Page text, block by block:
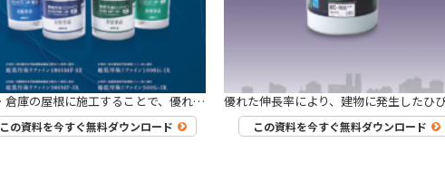
工場・倉庫の屋根に施工することで、優れた超耐候性、遮熱性を発揮する無機フッ素塗料「超超低汚染リファイン500MF‐IR」の性能がわかるパンフレットです。 屋根表面温度の比較・サーモグラフィーによる比較など、事例を元にご紹介します。
この資料を今すぐ無料ダウンロード この資料を今すぐ無料ダウンロード